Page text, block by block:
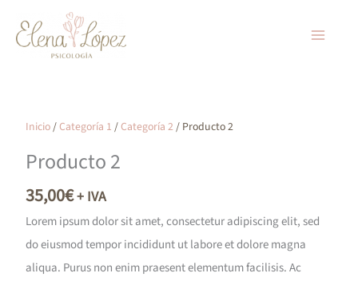
contenido
Inicio/Categoría 1 /Categoría 2 / Producto 2
Producto 2
35,00€+ IVA
Lorem ipsum dolor sit amet, consectetur adipiscing elit, sed
do eiusmod tempor incididunt ut labore et dolore magna
aliqua. Purus non enim praesent elementum facilisis. Ac